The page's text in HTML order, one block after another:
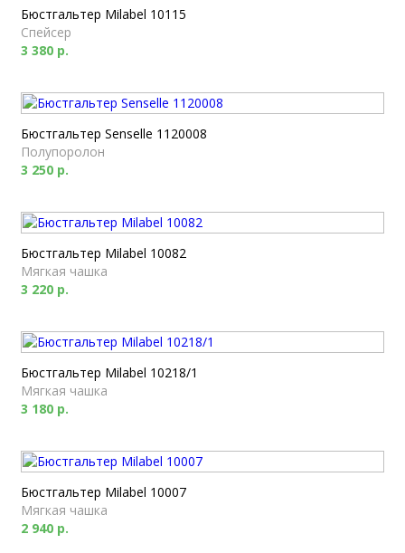
Бюстгальтер Milabel 10115
Спейсер
3 380 р.
Бюстгальтер Senselle 1120008
Полупоролон
3 250 р.
Бюстгальтер Milabel 10082
Мягкая чашка
3 220 р.
Бюстгальтер Milabel 10218/1
Мягкая чашка
3 180 р.
Бюстгальтер Milabel 10007
Мягкая чашка
2 940 р.